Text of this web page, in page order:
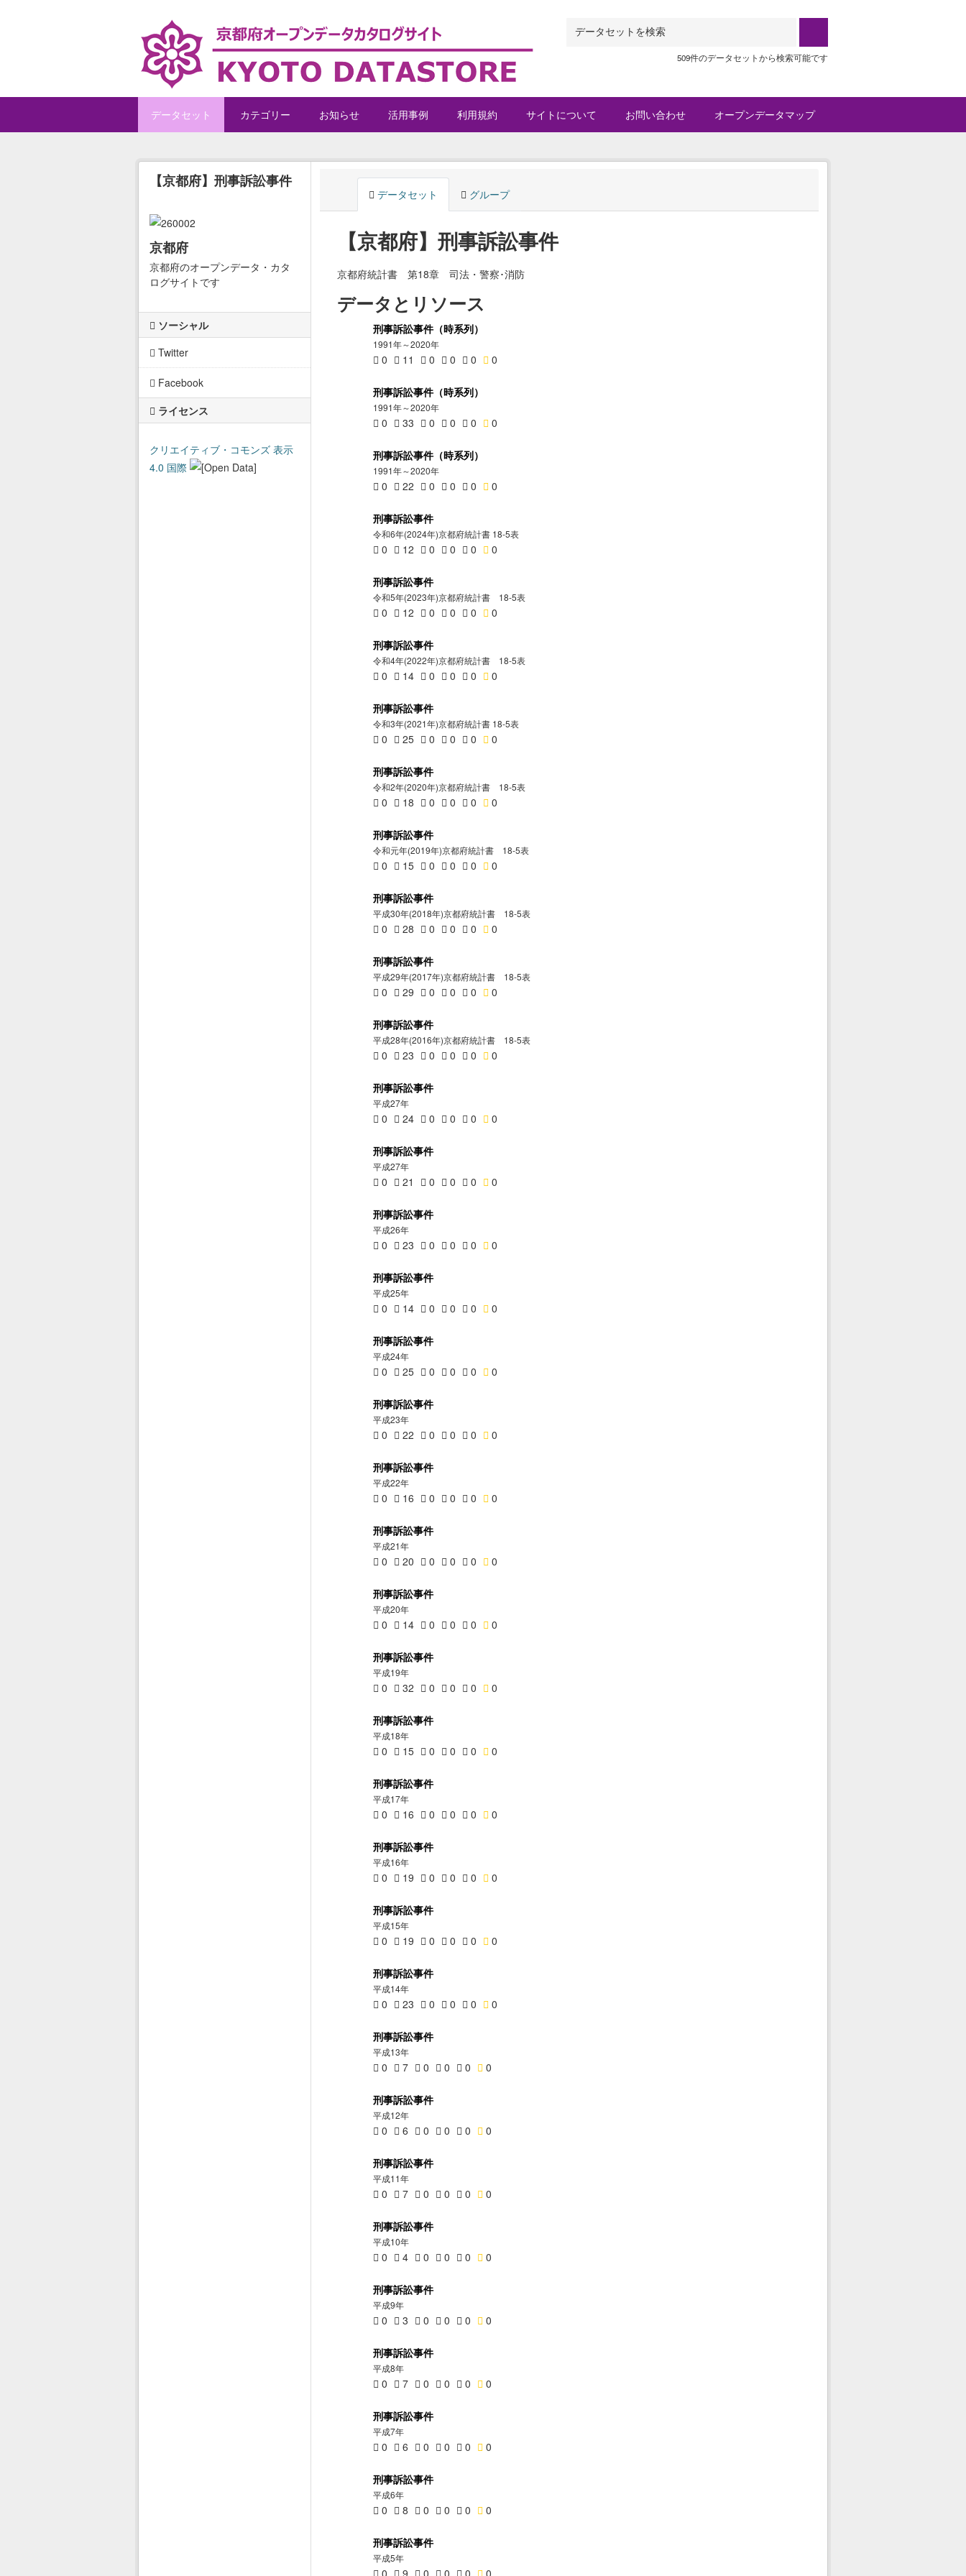
509件のデータセットから検索可能です
データセット カテゴリー お知らせ 活用事例 利用規約 サイトについて お問い合わせ オープンデータマップ
【京都府】刑事訴訟事件
京都府
京都府のオープンデータ・カタ
ログサイトです
ソーシャル
Twitter
Facebook
ライセンス
クリエイティブ・コモンズ 表示
4.0 国際
データセット グループ
【京都府】刑事訴訟事件
京都府統計書 第18章 司法・警察･消防
データとリソース
刑事訴訟事件（時系列）
1991年～2020年
0 11 0 0 0 0
刑事訴訟事件（時系列）
1991年～2020年
0 33 0 0 0 0
刑事訴訟事件（時系列）
1991年～2020年
0 22 0 0 0 0
刑事訴訟事件
令和6年(2024年)京都府統計書 18-5表
0 12 0 0 0 0
刑事訴訟事件
令和5年(2023年)京都府統計書 18-5表
0 12 0 0 0 0
刑事訴訟事件
令和4年(2022年)京都府統計書 18-5表
0 14 0 0 0 0
刑事訴訟事件
令和3年(2021年)京都府統計書 18-5表
0 25 0 0 0 0
刑事訴訟事件
令和2年(2020年)京都府統計書 18-5表
0 18 0 0 0 0
刑事訴訟事件
令和元年(2019年)京都府統計書 18-5表
0 15 0 0 0 0
刑事訴訟事件
平成30年(2018年)京都府統計書 18-5表
0 28 0 0 0 0
刑事訴訟事件
平成29年(2017年)京都府統計書 18-5表
0 29 0 0 0 0
刑事訴訟事件
平成28年(2016年)京都府統計書 18-5表
0 23 0 0 0 0
刑事訴訟事件
平成27年
0 24 0 0 0 0
刑事訴訟事件
平成27年
0 21 0 0 0 0
刑事訴訟事件
平成26年
0 23 0 0 0 0
刑事訴訟事件
平成25年
0 14 0 0 0 0
刑事訴訟事件
平成24年
0 25 0 0 0 0
刑事訴訟事件
平成23年
0 22 0 0 0 0
刑事訴訟事件
平成22年
0 16 0 0 0 0
刑事訴訟事件
平成21年
0 20 0 0 0 0
刑事訴訟事件
平成20年
0 14 0 0 0 0
刑事訴訟事件
平成19年
0 32 0 0 0 0
刑事訴訟事件
平成18年
0 15 0 0 0 0
刑事訴訟事件
平成17年
0 16 0 0 0 0
刑事訴訟事件
平成16年
0 19 0 0 0 0
刑事訴訟事件
平成15年
0 19 0 0 0 0
刑事訴訟事件
平成14年
0 23 0 0 0 0
刑事訴訟事件
平成13年
0 7 0 0 0 0
刑事訴訟事件
平成12年
0 6 0 0 0 0
刑事訴訟事件
平成11年
0 7 0 0 0 0
刑事訴訟事件
平成10年
0 4 0 0 0 0
刑事訴訟事件
平成9年
0 3 0 0 0 0
刑事訴訟事件
平成8年
0 7 0 0 0 0
刑事訴訟事件
平成7年
0 6 0 0 0 0
刑事訴訟事件
平成6年
0 8 0 0 0 0
刑事訴訟事件
平成5年
0 9 0 0 0 0